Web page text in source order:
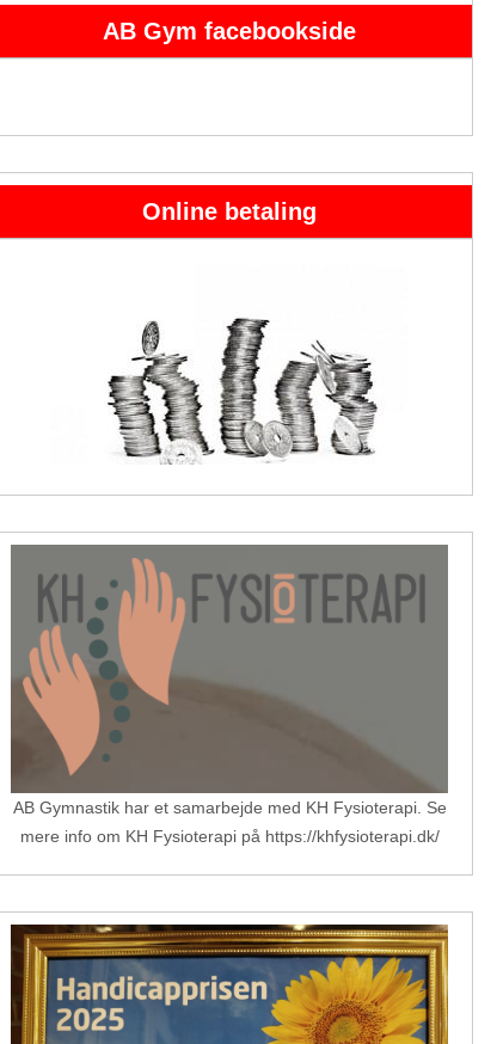
AB Gym facebookside
Online betaling
AB Gymnastik har et samarbejde med KH Fysioterapi. Se
mere info om KH Fysioterapi på https://khfysioterapi.dk/